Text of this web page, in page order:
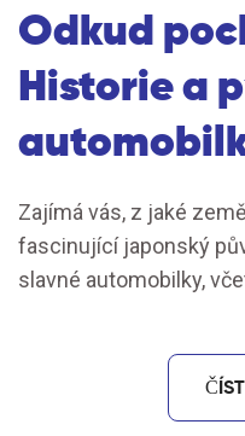
Odkud
Historie a
Zajímá vás, z jaké
fascinující japonský
slavné automobilky,